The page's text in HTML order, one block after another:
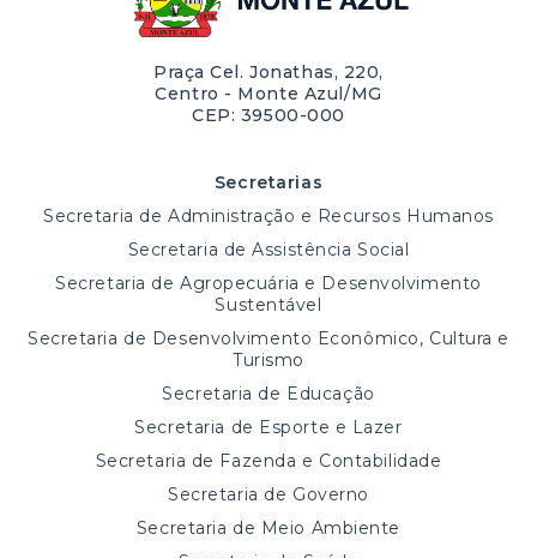
Praça Cel. Jonathas, 220,
Centro - Monte Azul/MG
CEP: 39500-000
Secretarias
Secretaria de Administração e Recursos Humanos
Secretaria de Assistência Social
Secretaria de Agropecuária e Desenvolvimento
Sustentável
Secretaria de Desenvolvimento Econômico, Cultura e
Turismo
Secretaria de Educação
Secretaria de Esporte e Lazer
Secretaria de Fazenda e Contabilidade
Secretaria de Governo
Secretaria de Meio Ambiente